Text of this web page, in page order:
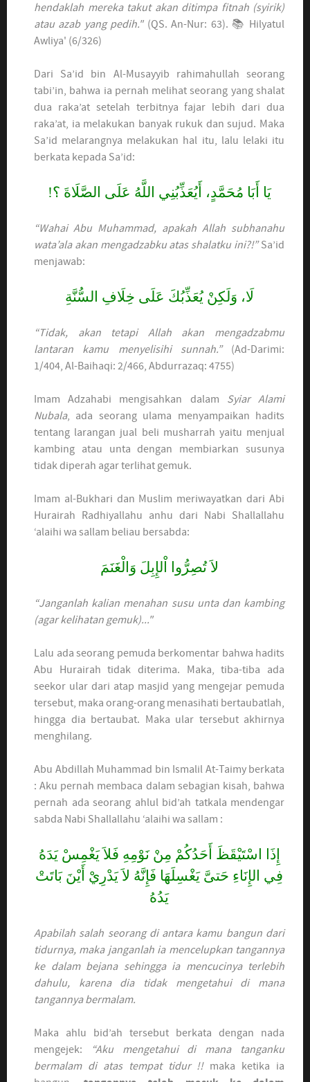
hendaklah mereka takut akan ditimpa fitnah (syirik)
atau azab yang pedih."(QS. An-Nur: 63). 📚 Hilyatul
Awliya' (6/326)
Dari Sa’id bin Al-Musayyib rahimahullah seorang
tabi’in, bahwa ia pernah melihat seorang yang shalat
dua raka’at setelah terbitnya fajar lebih dari dua
raka’at, ia melakukan banyak rukuk dan sujud. Maka
Sa’id melarangnya melakukan hal itu, lalu lelaki itu
berkata kepada Sa’id:
يَا أَبَا مُحَمَّدٍ، أَيُعَذِّبُنِي اللَّهُ عَلَى الصَّلَاةَ ؟!
“Wahai Abu Muhammad, apakah Allah subhanahu
wata’ala akan mengadzabku atas shalatku ini?!”Sa’id
menjawab:
لَا، وَلَكِنْ يُعَذِّبُكَ عَلَى خِلَافِ السُّنَّةِ
“Tidak, akan tetapi Allah akan mengadzabmu
lantaran kamu menyelisihi sunnah.”(Ad-Darimi:
1/404, Al-Baihaqi: 2/466, Abdurrazaq: 4755)
Imam Adzahabi mengisahkan dalam Syiar Alami
Nubala, ada seorang ulama menyampaikan hadits
tentang larangan jual beli musharrah yaitu menjual
kambing atau unta dengan membiarkan susunya
tidak diperah agar terlihat gemuk.
Imam al-Bukhari dan Muslim meriwayatkan dari Abi
Hurairah Radhiyallahu anhu dari Nabi Shallallahu
‘alaihi wa sallam beliau bersabda:
لاَ تُصِرُّوا اْلإِبِلَ وَالْغَنَمَ
“Janganlah kalian menahan susu unta dan kambing
(agar kelihatan gemuk)..."
Lalu ada seorang pemuda berkomentar bahwa hadits
Abu Hurairah tidak diterima. Maka, tiba-tiba ada
seekor ular dari atap masjid yang mengejar pemuda
tersebut, maka orang-orang menasihati bertaubatlah,
hingga dia bertaubat. Maka ular tersebut akhirnya
menghilang.
Abu Abdillah Muhammad bin Ismalil At-Taimy berkata
: Aku pernah membaca dalam sebagian kisah, bahwa
pernah ada seorang ahlul bid’ah tatkala mendengar
sabda Nabi Shallallahu ‘alaihi wa sallam :
إِذَا اسْتَيْقَظَ أَحَدُكُمْ مِنْ نَوْمِهِ فَلاَ يَغْمِسْ يَدَهُ
فِي الإِنَاءِ حَتىَّ يَغْسِلَهَا فَإِنَّهُ لاَ يَدْرِيْ أَيْنَ بَاتَتْ
يَدُهُ
Apabilah salah seorang di antara kamu bangun dari
tidurnya, maka janganlah ia mencelupkan tangannya
ke dalam bejana sehingga ia mencucinya terlebih
dahulu, karena dia tidak mengetahui di mana
tangannya bermalam.
Maka ahlu bid’ah tersebut berkata dengan nada
mengejek: “Aku mengetahui di mana tanganku
bermalam di atas tempat tidur !!maka ketika ia